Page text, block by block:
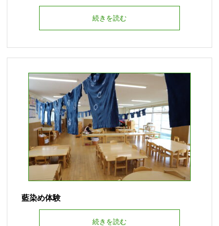
続きを読む
藍染め体験
続きを読む